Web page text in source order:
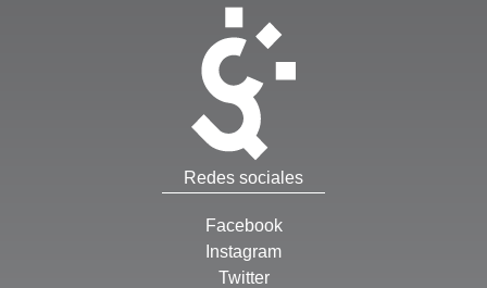
Redes sociales
Facebook
Instagram
Twitter